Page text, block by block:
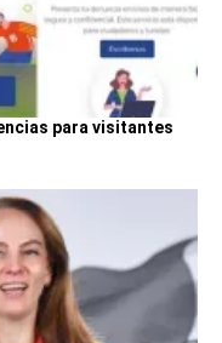
para visitantes